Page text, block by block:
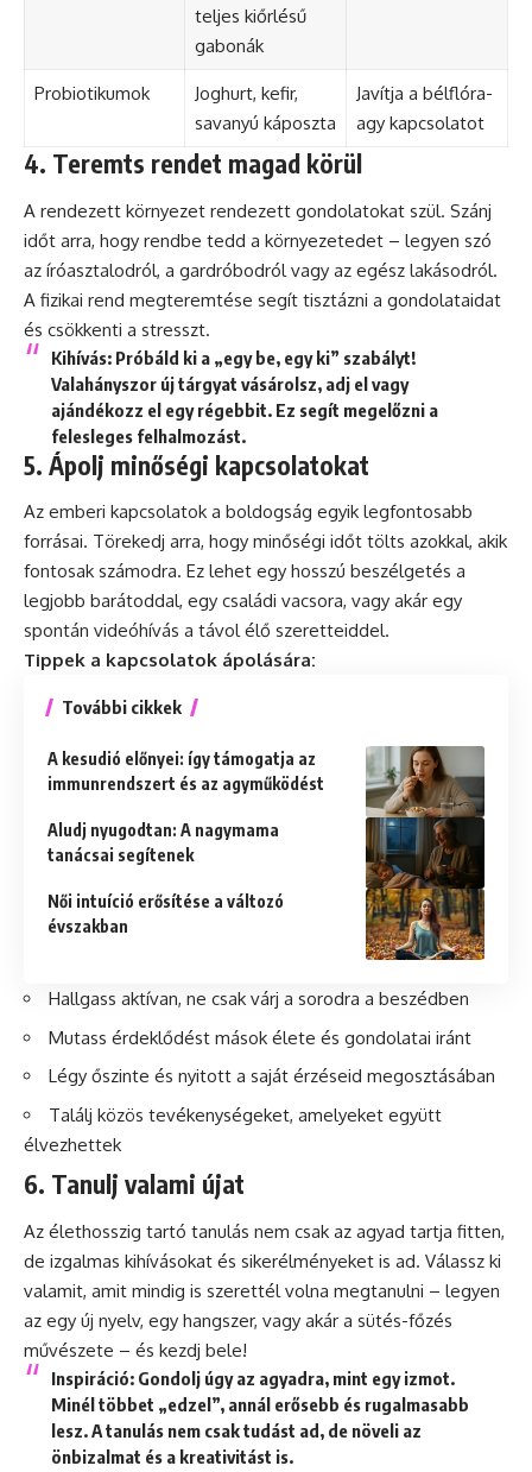
teljes kiőrlésű
gabonák
Probiotikumok
Joghurt, kefir,
savanyú káposzta
Javítja a bélflóra-
agy kapcsolatot
4. Teremts rendet magad körül
A rendezett környezet rendezett gondolatokat szül. Szánj
időt arra, hogy rendbe tedd a környezetedet – legyen szó
az íróasztalodról, a gardróbodról vagy az egész lakásodról.
A fizikai rend megteremtése segít tisztázni a gondolataidat
és csökkenti a stresszt.
Kihívás: Próbáld ki a „egy be, egy ki” szabályt!
Valahányszor új tárgyat vásárolsz, adj el vagy
ajándékozz el egy régebbit. Ez segít megelőzni a
felesleges felhalmozást.
5. Ápolj minőségi kapcsolatokat
Az emberi kapcsolatok a boldogság egyik legfontosabb
forrásai. Törekedj arra, hogy minőségi időt tölts azokkal, akik
fontosak számodra. Ez lehet egy hosszú beszélgetés a
legjobb barátoddal, egy családi vacsora, vagy akár egy
spontán videóhívás a távol élő szeretteiddel.
Tippek a kapcsolatok ápolására:
További cikkek
A kesudió előnyei: így támogatja az
immunrendszert és az agyműködést
Aludj nyugodtan: A nagymama
tanácsai segítenek
Női intuíció erősítése a változó
évszakban
Hallgass aktívan, ne csak várj a sorodra a beszédben
Mutass érdeklődést mások élete és gondolatai iránt
Légy őszinte és nyitott a saját érzéseid megosztásában
Találj közös tevékenységeket, amelyeket együtt
élvezhettek
6. Tanulj valami újat
Az élethosszig tartó tanulás nem csak az agyad tartja fitten,
de izgalmas kihívásokat és sikerélményeket is ad. Válassz ki
valamit, amit mindig is szerettél volna megtanulni – legyen
az egy új nyelv, egy hangszer, vagy akár a sütés-főzés
művészete – és kezdj bele!
Inspiráció: Gondolj úgy az agyadra, mint egy izmot.
Minél többet „edzel”, annál erősebb és rugalmasabb
lesz. A tanulás nem csak tudást ad, de növeli az
önbizalmat és a kreativitást is.